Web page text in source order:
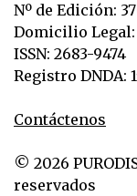
Nº de Edición:
Domicilio Legal:
ISSN: 2683-9474
Registro DNDA:
Contáctenos
© 2026
reservados